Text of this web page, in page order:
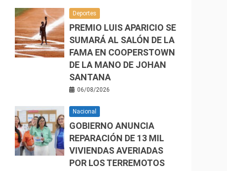
Deportes
PREMIO LUIS APARICIO SE
SUMARÁ AL SALÓN DE LA
FAMA EN COOPERSTOWN
DE LA MANO DE JOHAN
SANTANA
06/08/2026
Nacional
GOBIERNO ANUNCIA
REPARACIÓN DE 13 MIL
VIVIENDAS AVERIADAS
POR LOS TERREMOTOS